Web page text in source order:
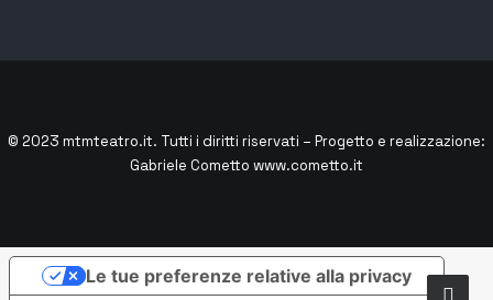
© 2023 mtmteatro.it. Tutti i diritti riservati – Progetto e realizzazione:
Gabriele Cometto www.cometto.it
Le tue preferenze relative alla privacy